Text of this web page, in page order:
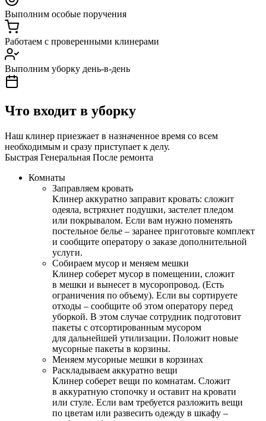
Выполним особые поручения
Работаем с проверенными клинерами
Выполним уборку день-в-день
Что входит в уборку
Наш клинер приезжает в назначенное время со всем
необходимым и сразу приступает к делу.
Быстрая Генеральная После ремонта
Комнаты
Заправляем кровать
Клинер аккуратно заправит кровать: сложит
одеяла, встряхнет подушки, застелет пледом
или покрывалом. Если вам нужно поменять
постельное белье – заранее приготовьте комплект
и сообщите оператору о заказе дополнительной
услуги.
Собираем мусор и меняем мешки
Клинер соберет мусор в помещении, сложит
в мешки и вынесет в мусоропровод. (Есть
ограничения по объему). Если вы сортируете
отходы – сообщите об этом оператору перед
уборкой. В этом случае сотрудник подготовит
пакеты с отсортированным мусором
для дальнейшей утилизации. Положит новые
мусорные пакеты в корзины.
Меняем мусорные мешки в корзинах
Раскладываем аккуратно вещи
Клинер соберет вещи по комнатам. Сложит
в аккуратную стопочку и оставит на кровати
или стуле. Если вам требуется разложить вещи
по цветам или развесить одежду в шкафу –